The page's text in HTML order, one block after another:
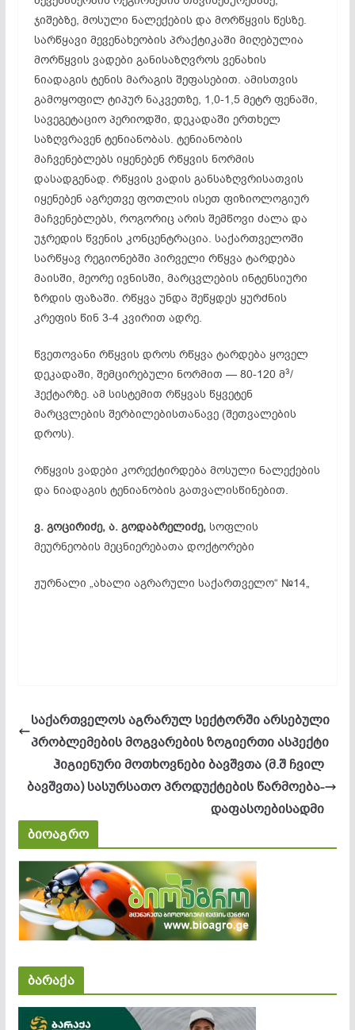
ჯიშებზე, მოსული ნალექების და მორწყვის წესზე.
სარწყავი მევენახეობის პრაქტიკაში მიღებულია
მორწყვის ვადები განისაზღვროს ვენახის
ნიადაგის ტენის მარაგის შეფასებით. ამისთვის
გამოყოფილ ტიპურ ნაკვეთზე, 1,0-1,5 მეტრ ფენაში,
სავეგეტაციო პერიოდში, დეკადაში ერთხელ
საზღვრავენ ტენიანობას. ტენიანობის
მაჩვენებლებს იყენებენ რწყვის ნორმის
დასადგენად. რწყვის ვადის განსაზღვრისათვის
იყენებენ აგრეთვე ფოთლის ისეთ ფიზიოლოგიურ
მაჩვენებლებს, როგორიც არის შემწოვი ძალა და
უჯრედის წვენის კონცენტრაცია. საქართველოში
სარწყავ რეგიონებში პირველი რწყვა ტარდება
მაისში, მეორე ივნისში, მარცვლების ინტენსიური
ზრდის ფაზაში. რწყვა უნდა შეწყდეს ყურძნის
კრეფის წინ 3-4 კვირით ადრე.
წვეთოვანი რწყვის დროს რწყვა ტარდება ყოველ
დეკადაში, შემცირებული ნორმით — 80-120 მ3/
ჰექტარზე. ამ სისტემით რწყვას წყვეტენ
მარცვლების შერბილებისთანავე (შეთვალების
დროს).
რწყვის ვადები კორექტირდება მოსული ნალექების
და ნიადაგის ტენიანობის გათვალისწინებით.
ვ. გოცირიძე, ა. გოდაბრელიძე,სოფლის
მეურნეობის მეცნიერებათა დოქტორები
ჟურნალი „ახალი აგრარული საქართველო“ №14„
საქართველოს აგრარულ სექტორში არსებული
პრობლემების მოგვარების ზოგიერთი ასპექტი
ჰიგიენური მოთხოვნები ბავშვთა (მ.შ ჩვილ
ბავშვთა) სასურსათო პროდუქტების წარმოება-
დაფასოებისადმი
ბიოაგრო
ბარაქა